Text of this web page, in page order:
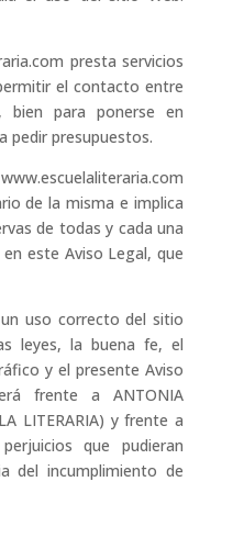
presta servicios
el contacto entre
bien para ponerse en
pedir presupuestos.
de la misma e implica
de todas y cada una
este Aviso Legal, que
uso correcto del sitio
leyes, la buena fe, el
y el presente Aviso
frente a ANTONIA
LITERARIA) y frente a
que pudieran
del incumplimiento de